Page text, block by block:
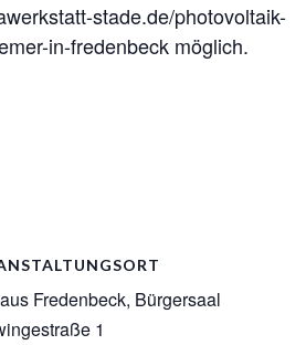
stade.de/photovoltaik-
in-fredenbeck möglich.
Fredenbeck, Bürgersaal
1